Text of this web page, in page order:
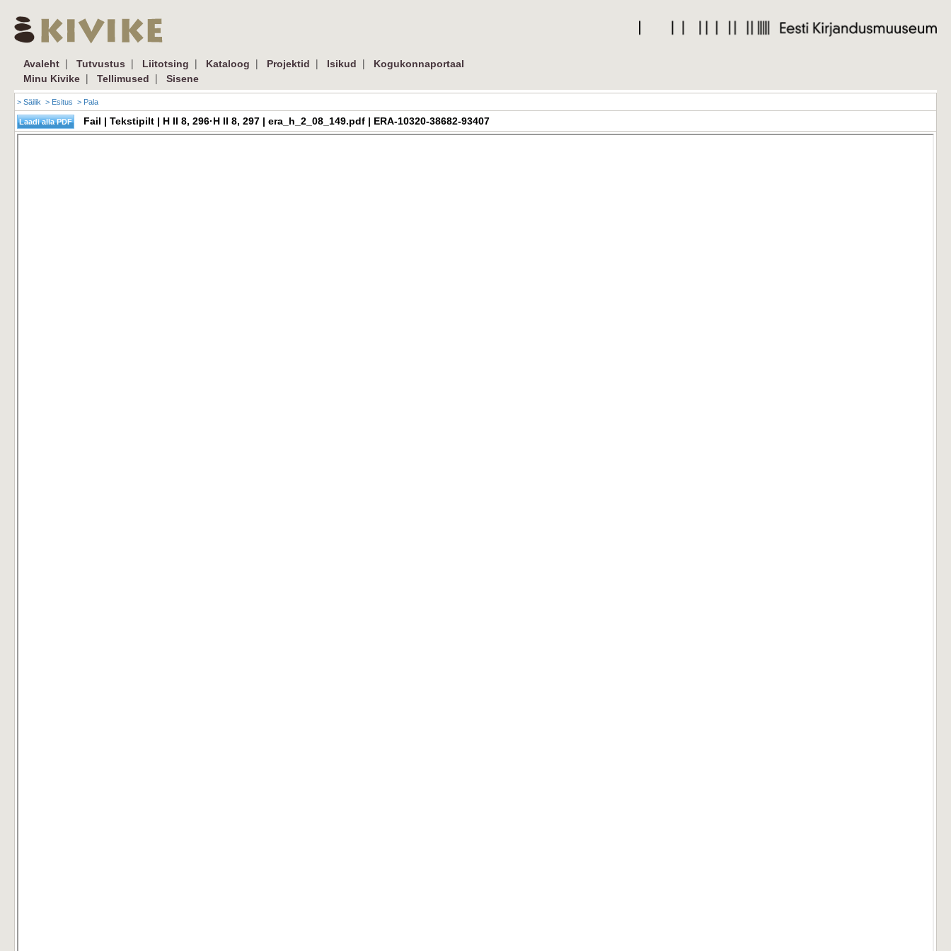
Avaleht | Tutvustus | Liitotsing | Kataloog | Projektid | Isikud |
Kogukonnaportaal
Minu Kivike | Tellimused | Sisene
> Säilik > Esitus > Pala
Fail | Tekstipilt | H II 8, 296·H II 8, 297 | era_h_2_08_149.pdf | ERA-10320-38682-93407